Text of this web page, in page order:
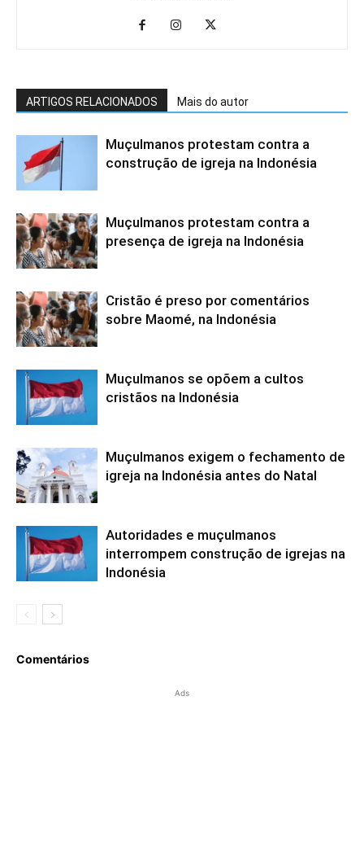
ARTIGOS RELACIONADOS Mais do autor
Muçulmanos protestam contra a
construção de igreja na Indonésia
Muçulmanos protestam contra a
presença de igreja na Indonésia
Cristão é preso por comentários
sobre Maomé, na Indonésia
Muçulmanos se opõem a cultos
cristãos na Indonésia
Muçulmanos exigem o fechamento de
igreja na Indonésia antes do Natal
Autoridades e muçulmanos
interrompem construção de igrejas na
Indonésia
Comentários
Ads